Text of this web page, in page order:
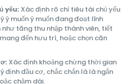
yếu: Xác định rõ chỉ tiêu tài chủ yếu
ý muốn ý muốn đang đoạt lĩnh
như tăng thu nhập thành viên, tiết
đến hưu trí, hoặc chọn căn
Xác định khoảng chừng thời gian
định đầu cơ, chắc chắn là là ngắn
chậm dài.